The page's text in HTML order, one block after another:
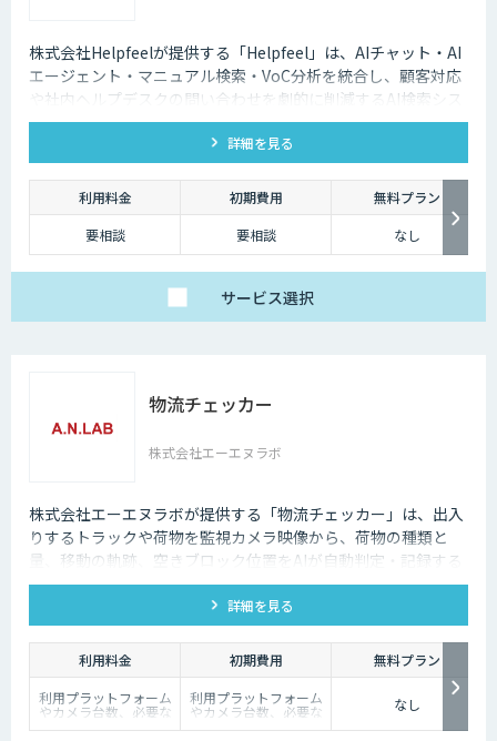
株式会社Helpfeelが提供する「Helpfeel」は、AIチャット・AI
エージェント・マニュアル検索・VoC分析を統合し、顧客対応
や社内ヘルプデスクの問い合わせを劇的に削減するAI検索シス
テムです。特許技術と手厚い伴走支援で、誰でも即座に答えを
詳細を見る
利用料金 初期費用
無料プラン
要相談
要相談 なし
サービス選択
物流チェッカー
株式会社エーエヌラボ
株式会社エーエヌラボが提供する「物流チェッカー」は、出入
りするトラックや荷物を監視カメラ映像から、荷物の種類と
量、移動の軌跡、空きブロック位置をAIが自動判定・記録する
サービスです。
詳細を見る
利用料金 初期費用
無料プラン
利用プラットフォーム
やカメラ台数、必要な
チューニングの量によ
利用プラットフォーム
やカメラ台数、必要な
チューニングの量によ
なし